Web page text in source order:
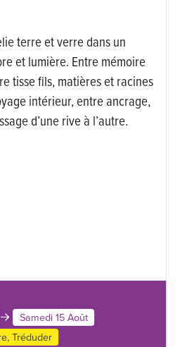
terre et verre dans un
et lumière. Entre mémoire
tisse fils, matières et racines
intérieur, entre ancrage,
d’une rive à l’autre.
Samedi 15 Août
Tréduder